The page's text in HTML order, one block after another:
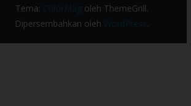
Tema: ColorMagoleh ThemeGrill.
Dipersembahkan oleh WordPress .